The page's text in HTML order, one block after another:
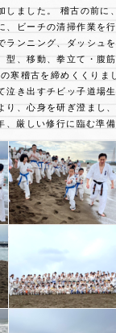
しました。
稽古の前に
、ビーチの清掃作業を行
ランニング、ダッシュ
型、移動、拳立て・腹
寒稽古を締めくくりま
泣き出すチビッ子道場
り、心身を研ぎ澄まし
、厳しい修行に臨む準備